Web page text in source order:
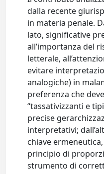
dalla recente
in materia penale.
lato, significative
all’importanza del
letterale,
evitare
analogiche) in
preferenza che
“tassativizzanti e
precise
interpretativi;
chiave
principio di
strumento di